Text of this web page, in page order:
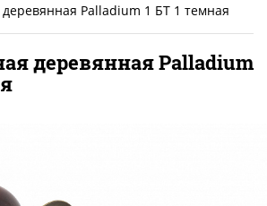
деревянная Palladium 1 БТ 1 темная
деревянная Palladium